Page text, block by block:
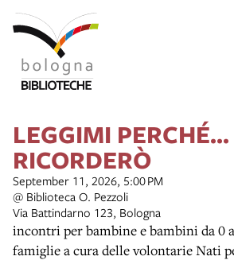
LEGGIMI
RICORDERÒ
September 11, 2026, 5:00 PM
@ Biblioteca O. Pezzoli
Via Battindarno 123, Bologna
incontri per bambine e bambini da 0
famiglie a cura delle volontarie Nati